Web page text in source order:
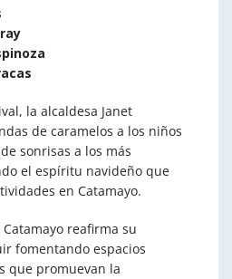
la alcaldesa Janet
de caramelos a los niños
sonrisas a los más
el espíritu navideño que
en Catamayo.
reafirma su
fomentando espacios
que promuevan la